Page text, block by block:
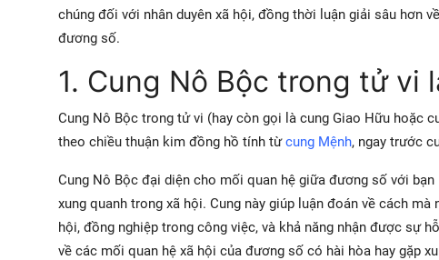
chúng đối với nhân duyên xã hội, đồng thời luận giải sâu hơn
đương số.
1. Cung Nô Bộc trong tử vi
Cung Nô Bộc trong tử vi (hay còn gọi là cung Giao Hữu hoặc
theo chiều thuận kim đồng hồ tính từcung Mệnh, ngay trước
Cung Nô Bộc đại diện cho mối quan hệ giữa đương số với
xung quanh trong xã hội. Cung này giúp luận đoán về cách
hội, đồng nghiệp trong công việc, và khả năng nhận được sự
về các mối quan hệ xã hội của đương số có hài hòa hay gặp